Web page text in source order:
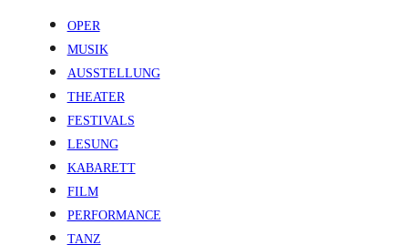
OPER
MUSIK
AUSSTELLUNG
THEATER
FESTIVALS
LESUNG
KABARETT
FILM
PERFORMANCE
TANZ